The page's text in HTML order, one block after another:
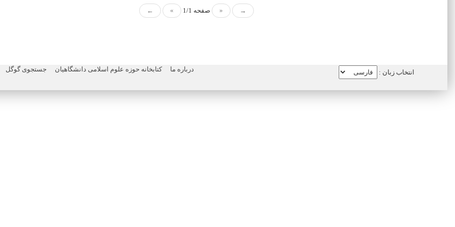
→
« صفحه 1/1 »
←
درباره ما کتابخانه حوزه علوم اسلامی دانشگاهیان جستجوی گوگل انتخاب زبان :